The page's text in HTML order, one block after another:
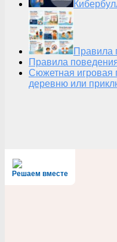
Правила
Правила
Сюжетная игровая
деревню или
Решаем вместе